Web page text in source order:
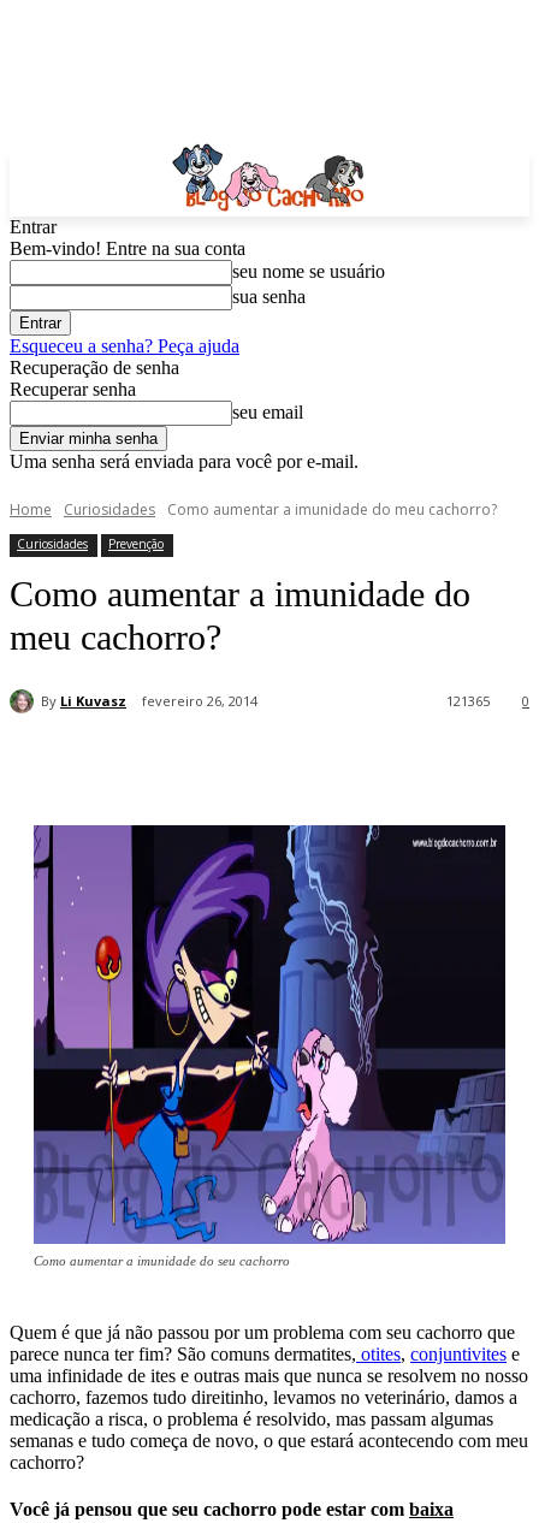
Entrar
Bem-vindo! Entre na sua conta
seu nome se usuário
sua senha
Esqueceu a senha? Peça ajuda
Recuperação de senha
Recuperar senha
seu email
Uma senha será enviada para você por e-mail.
Home Curiosidades Como aumentar a imunidade do meu cachorro?
Curiosidades Prevenção
Como aumentar a imunidade do
meu cachorro?
By Li Kuvasz fevereiro 26, 2014 0
121365
Como aumentar a imunidade do seu cachorro
Quem é que já não passou por um problema com seu cachorro que
parece nunca ter fim? São comuns dermatites, otites, conjuntivites e
uma infinidade de ites e outras mais que nunca se resolvem no nosso
cachorro, fazemos tudo direitinho, levamos no veterinário, damos a
medicação a risca, o problema é resolvido, mas passam algumas
semanas e tudo começa de novo, o que estará acontecendo com meu
cachorro?
Você já pensou que seu cachorro pode estar com baixa